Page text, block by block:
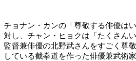
チョナン・カンの「尊敬する俳優は
対し、チャン・ヒョクは「たくさん
監督兼俳優の北野武さんをすごく尊
している截拳道を作った俳優兼武術